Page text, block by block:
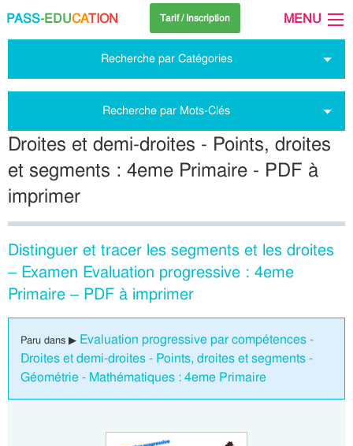
PASS-EDUCATION Tarif / Inscription MENU
Recherche par Catégories
Recherche par Mots-Clés
Droites et demi-droites - Points, droites
et segments : 4eme Primaire - PDF à
imprimer
Distinguer et tracer les segments et les droites
– Examen Evaluation progressive : 4eme
Primaire – PDF à imprimer
Paru dans ▶ Evaluation progressive par compétences -
Droites et demi-droites - Points, droites et segments -
Géométrie - Mathématiques : 4eme Primaire